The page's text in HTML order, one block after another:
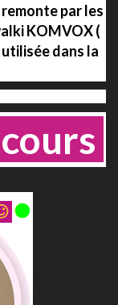
par les
KOMVOX (
dans la